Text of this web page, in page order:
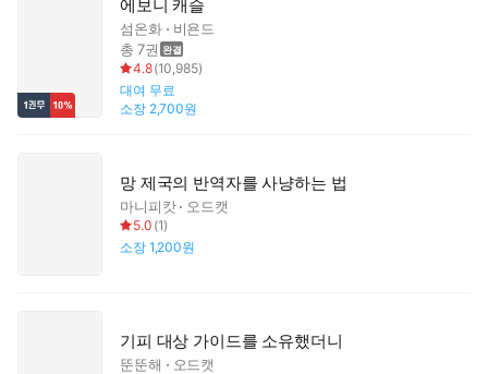
에보니 캐슬
섬온화
비욘드
총 7권
4.8(10,985)
대여 무료
소장 2,700원
망 제국의 반역자를 사냥하는 법
마니피캇 오드캣
5.0 (1)
소장 1,200원
기피 대상 가이드를 소유했더니
뚠뚠해 오드캣